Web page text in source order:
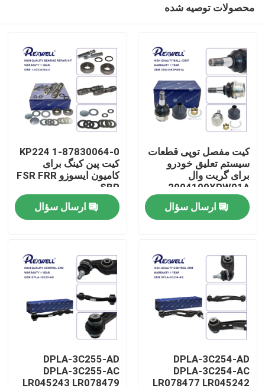
خونه
محصولات
ویدیو
درباره ما
تور کارخانه
محصولات توصیه شده
کیت مفصل توپی قطعات
سیستم تعلیق خودرو
برای گریت وال
2904109XPW01A
ارسال سؤال
1-87830064-0 KP224
کیت پین کینگ برای
کامیون ایسوزو FSR FRR
SBR
ارسال سؤال
DPLA-3C254-AD
DPLA-3C254-AC
LR078477 LR045242
DPLA-3C255-AD
DPLA-3C255-AC
LR045243 LR078479